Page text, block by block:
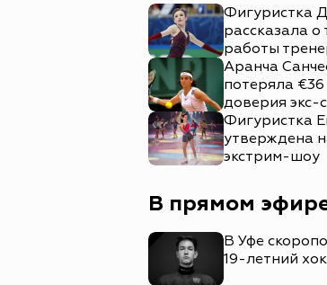
Фигуристка
рассказала о
работы
Аранча
потеряла
доверия экс-
Фигуристка
утверждена
экстрим-шоу
В прямом
В Уфе
19-летний